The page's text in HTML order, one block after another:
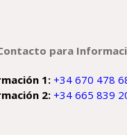
para
1: +34 670 478
2: +34 665 839